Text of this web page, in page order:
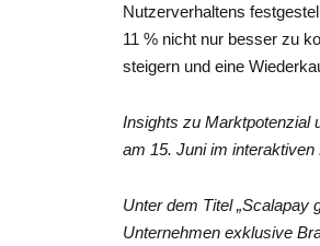
Nutzerverhaltens
11 % nicht nur besser zu
steigern und eine
Insights zu Marktpotenzial
am 15. Juni im interaktiven
Unter dem Titel „Scalapay
Unternehmen exklusive